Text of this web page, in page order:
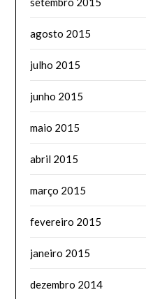
agosto 2015
julho 2015
junho 2015
maio 2015
abril 2015
março 2015
fevereiro 2015
janeiro 2015
dezembro 2014